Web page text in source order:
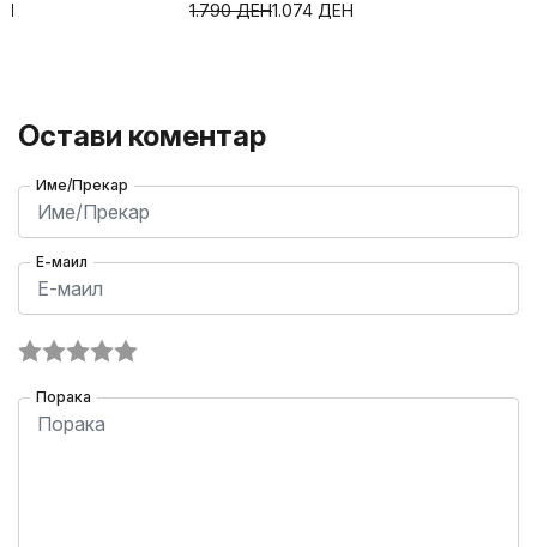
1.074 ДЕН
1.790ДЕН
Остави коментар
Име/Прекар
Е-маил
Порака